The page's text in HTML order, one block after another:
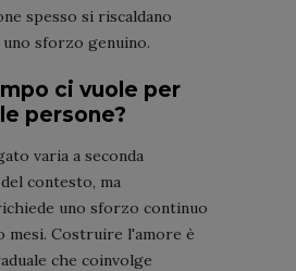
spesso si riscaldano
uno sforzo genuino.
ci vuole per
persone?
varia a seconda
contesto, ma
uno sforzo continuo
mesi. Costruire l'amore è
che coinvolge